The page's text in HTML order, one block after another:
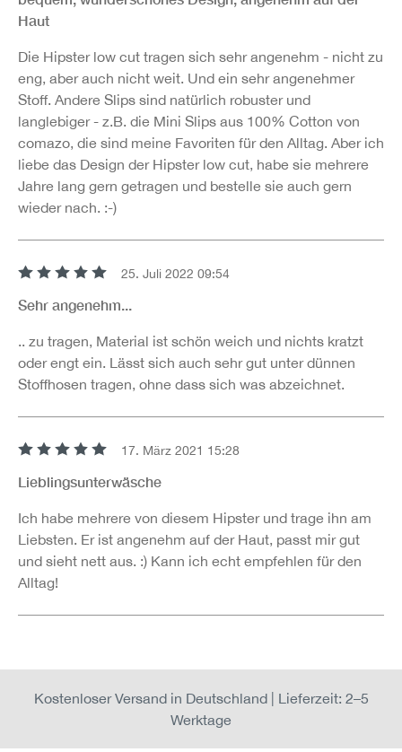
Haut
Die Hipster low cut tragen sich sehr angenehm - nicht zu
eng, aber auch nicht weit. Und ein sehr angenehmer
Stoff. Andere Slips sind natürlich robuster und
langlebiger - z.B. die Mini Slips aus 100% Cotton von
comazo, die sind meine Favoriten für den Alltag. Aber ich
liebe das Design der Hipster low cut, habe sie mehrere
Jahre lang gern getragen und bestelle sie auch gern
wieder nach. :-)
25. Juli 2022 09:54
Sehr angenehm...
.. zu tragen, Material ist schön weich und nichts kratzt
oder engt ein. Lässt sich auch sehr gut unter dünnen
Stoffhosen tragen, ohne dass sich was abzeichnet.
17. März 2021 15:28
Lieblingsunterwäsche
Ich habe mehrere von diesem Hipster und trage ihn am
Liebsten. Er ist angenehm auf der Haut, passt mir gut
und sieht nett aus. :) Kann ich echt empfehlen für den
Alltag!
Kostenloser Versand in Deutschland | Lieferzeit: 2–5
Werktage